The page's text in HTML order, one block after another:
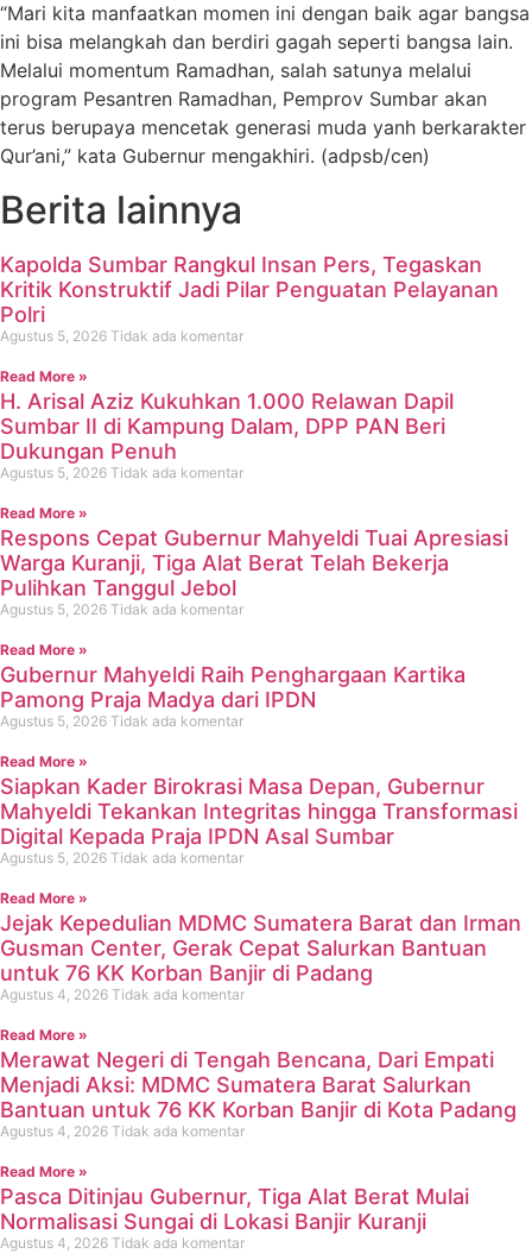
“Mari kita manfaatkan momen ini dengan baik agar bangsa
ini bisa melangkah dan berdiri gagah seperti bangsa lain.
Melalui momentum Ramadhan, salah satunya melalui
program Pesantren Ramadhan, Pemprov Sumbar akan
terus berupaya mencetak generasi muda yanh berkarakter
Qur’ani,” kata Gubernur mengakhiri. (adpsb/cen)
Berita lainnya
Kapolda Sumbar Rangkul Insan Pers, Tegaskan
Kritik Konstruktif Jadi Pilar Penguatan Pelayanan
Polri
Agustus 5, 2026 Tidak ada komentar
Read More »
H. Arisal Aziz Kukuhkan 1.000 Relawan Dapil
Sumbar II di Kampung Dalam, DPP PAN Beri
Dukungan Penuh
Agustus 5, 2026 Tidak ada komentar
Read More »
Respons Cepat Gubernur Mahyeldi Tuai Apresiasi
Warga Kuranji, Tiga Alat Berat Telah Bekerja
Pulihkan Tanggul Jebol
Agustus 5, 2026 Tidak ada komentar
Read More »
Gubernur Mahyeldi Raih Penghargaan Kartika
Pamong Praja Madya dari IPDN
Agustus 5, 2026 Tidak ada komentar
Read More »
Siapkan Kader Birokrasi Masa Depan, Gubernur
Mahyeldi Tekankan Integritas hingga Transformasi
Digital Kepada Praja IPDN Asal Sumbar
Agustus 5, 2026 Tidak ada komentar
Read More »
Jejak Kepedulian MDMC Sumatera Barat dan Irman
Gusman Center, Gerak Cepat Salurkan Bantuan
untuk 76 KK Korban Banjir di Padang
Agustus 4, 2026 Tidak ada komentar
Read More »
Merawat Negeri di Tengah Bencana, Dari Empati
Menjadi Aksi: MDMC Sumatera Barat Salurkan
Bantuan untuk 76 KK Korban Banjir di Kota Padang
Agustus 4, 2026 Tidak ada komentar
Read More »
Pasca Ditinjau Gubernur, Tiga Alat Berat Mulai
Normalisasi Sungai di Lokasi Banjir Kuranji
Agustus 4, 2026 Tidak ada komentar